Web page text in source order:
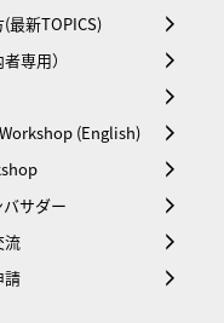
最新TOPICS)
専用）
(English)
サダー
流
請